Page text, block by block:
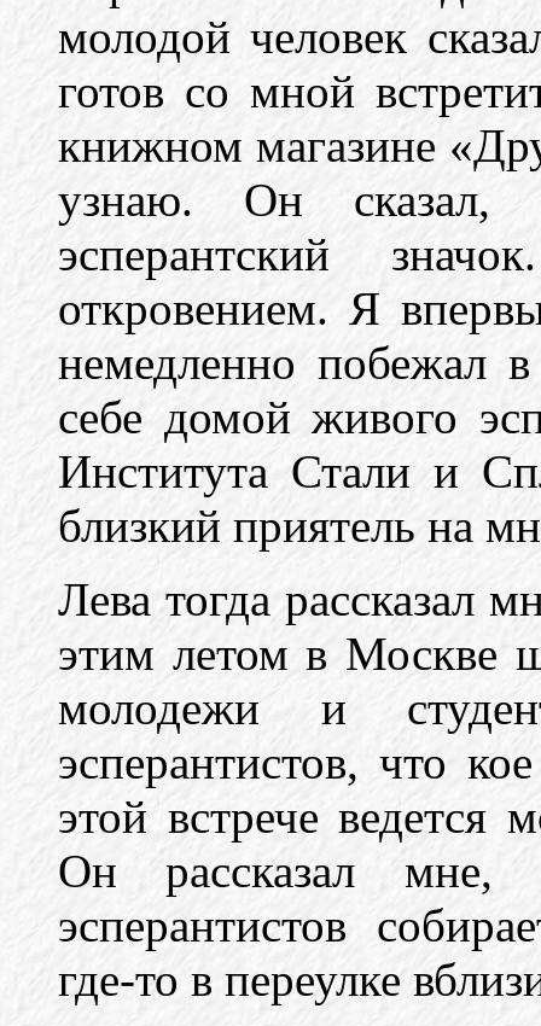
молодой человек
готов со мной
книжном магазине
узнаю. Он
эсперантский
откровением. Я
немедленно побежал
себе домой живого
Института Стали и
близкий приятель на
Лева тогда рассказал
этим летом в Москве
молодежи и
эсперантистов, что
этой встрече ведется
Он рассказал мне,
эсперантистов
где-то в переулке